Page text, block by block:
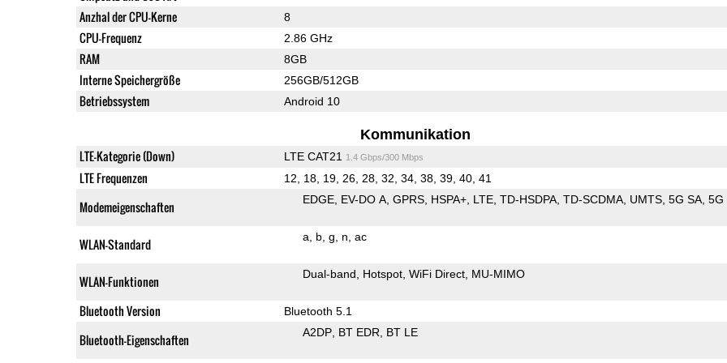
Anzhal der CPU-Kerne 8
CPU-Frequenz 2.86 GHz
RAM 8GB
Interne Speichergröße 256GB/512GB
Betriebssystem Android 10
Kommunikation
LTE-Kategorie (Down) LTE CAT21 1.4 Gbps/300 Mbps
LTE Frequenzen 12, 18, 19, 26, 28, 32, 34, 38, 39, 40, 41
Modemeigenschaften EDGE EV-DO A GPRS HSPA+ LTE TD-HSDPA TD-SCDMA UMTS 5G SA 5G
WLAN-Standard a b g n ac
WLAN-Funktionen Dual-band Hotspot WiFi Direct MU-MIMO
Bluetooth Version Bluetooth 5.1
Bluetooth-Eigenschaften A2DP BT EDR BT LE